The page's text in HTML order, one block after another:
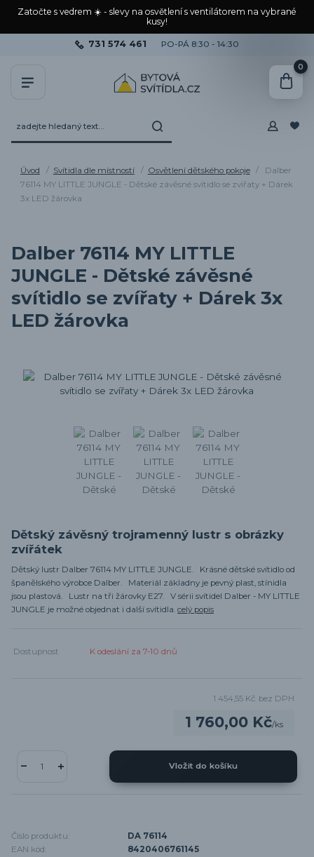
Zatočte s vedrem ☀️ - slevy na osvětlení s ventilátorem na vybrané
kusy!
731 574 461 PO-PÁ 8:30 - 14:30
0
Úvod Svítidla dle místností Osvětlení dětského pokoje
Dalber
76114 MY LITTLE JUNGLE - Dětské závěsné svítidlo se zvířaty + Dárek
3x LED žárovka
Dalber 76114 MY LITTLE
JUNGLE - Dětské závěsné
svítidlo se zvířaty + Dárek 3x
LED žárovka
Dětský závěsný trojramenný lustr s obrázky
zvířátek
Dětský lustr Dalber 76114 MY LITTLE JUNGLE. Krásné dětské svítidlo od
španělského výrobce Dalber. Materiál základny je pevný plast, stínidla
jsou plastová. Lustr na tři žárovky E27. V sérii svítidel Dalber - MY LITTLE
JUNGLE je možné objednat i další svítidla. celý popis
Dostupnost K odeslání za 7-10 dnů
1 760,00 Kč/ks
1 454,55 Kč bez DPH
Vložit do košíku
Číslo produktu:
DA 76114
EAN kód:
8420406761145